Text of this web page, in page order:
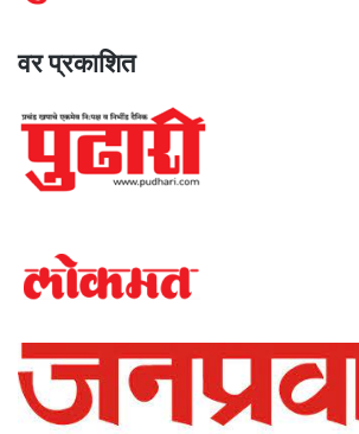
वर प्रकाशित